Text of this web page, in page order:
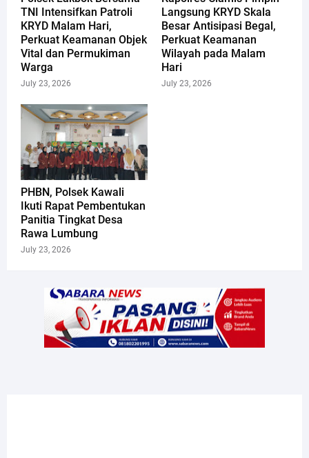
TNI Intensifkan Patroli
KRYD Malam Hari,
Perkuat Keamanan Objek
Vital dan Permukiman
Warga
July 23, 2026
Langsung KRYD Skala
Besar Antisipasi Begal,
Perkuat Keamanan
Wilayah pada Malam
Hari
July 23, 2026
PHBN, Polsek Kawali
Ikuti Rapat Pembentukan
Panitia Tingkat Desa
Rawa Lumbung
July 23, 2026